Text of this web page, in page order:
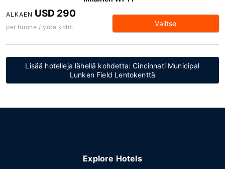
ALKAEN USD 290
per huone / yötä kohti Valitse
Lisää hotelleja lähellä kohdetta: Cincinnati Municipal
Lunken Field Lentokenttä
Explore Hotels